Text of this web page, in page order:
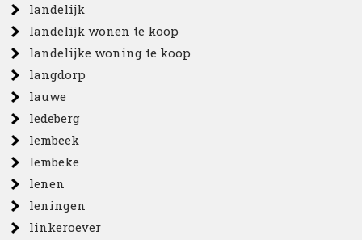
landelijk
landelijk wonen te koop
landelijke woning te koop
langdorp
lauwe
ledeberg
lembeek
lembeke
lenen
leningen
linkeroever